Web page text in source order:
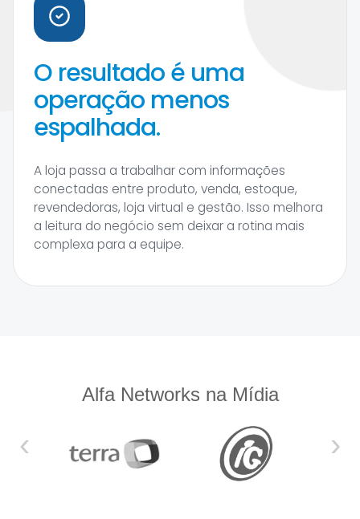
O resultado é uma
operação menos
espalhada.
A loja passa a trabalhar com informações
conectadas entre produto, venda, estoque,
revendedoras, loja virtual e gestão. Isso melhora
a leitura do negócio sem deixar a rotina mais
complexa para a equipe.
Alfa Networks na Mídia
‹ ›